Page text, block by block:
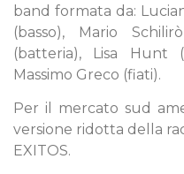
band formata da:
(basso), Mario
(batteria), Lisa Hunt
Massimo Greco (fiati).
Per il mercato sud
versione ridotta della
EXITOS.